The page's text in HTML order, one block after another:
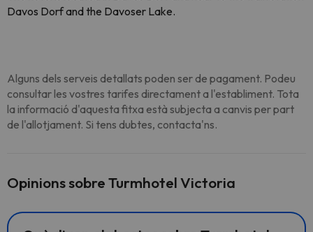
Davos Dorf and the Davoser Lake.
Alguns dels serveis detallats poden ser de pagament. Podeu
consultar les vostres tarifes directament a l'establiment. Tota
la informació d'aquesta fitxa està subjecta a canvis per part
de l'allotjament. Si tens dubtes, contacta'ns.
Opinions sobre Turmhotel Victoria